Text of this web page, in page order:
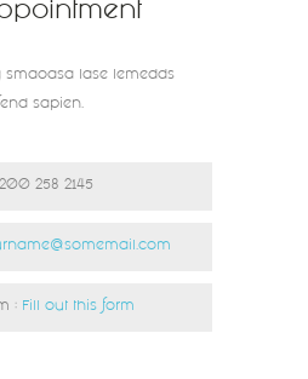
smaoasa lase lemedds
sapien.
200 258 2145
: Fill out this form